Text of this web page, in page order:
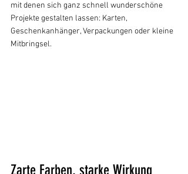
mit denen sich ganz schnell wunderschöne
Projekte gestalten lassen: Karten,
Geschenkanhänger, Verpackungen oder kleine
Mitbringsel.
Zarte Farben, starke Wirkung